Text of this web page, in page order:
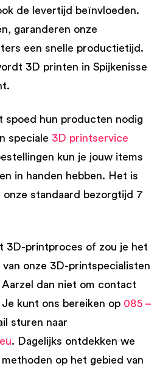
de levertijd beïnvloeden.
garanderen onze
een snelle productietijd.
3D printen in Spijkenisse
spoed hun producten nodig
speciale 3D printservice
kun je jouw items
in handen hebben. Het is
standaard bezorgtijd 7
3D-printproces of zou je het
onze 3D-printspecialisten
dan niet om contact
kunt ons bereiken op 085 –
sturen naar
. Dagelijks ontdekken we
op het gebied van